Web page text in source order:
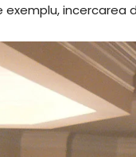
exemplu, incercarea